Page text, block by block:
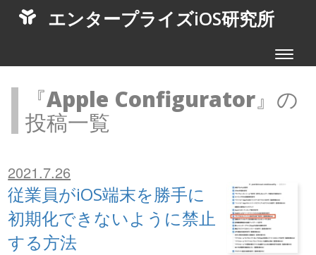
エンタープライズiOS研究所
Toggle
『Apple Configurator』の
投稿一覧
2021.7.26
従業員がiOS端末を勝手に
初期化できないように禁止
する方法